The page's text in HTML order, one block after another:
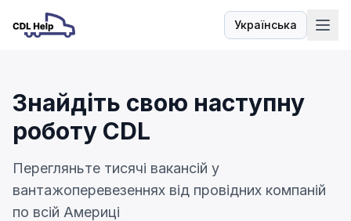
Українська
Мова
Знайдіть свою наступну
роботу CDL
Перегляньте тисячі вакансій у
вантажоперевезеннях від провідних компаній
по всій Америці